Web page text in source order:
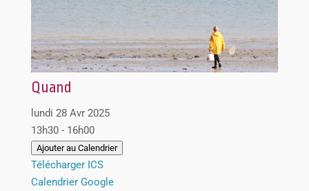
Quand
lundi 28 Avr 2025
13h30 - 16h00
Ajouter au Calendrier
Télécharger ICS
Calendrier Google